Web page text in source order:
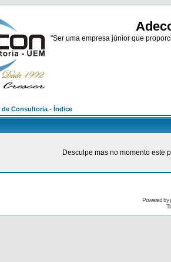
"Ser uma empresa júnior que
Consultoria - Índice
Desculpe mas no momento este
Powered by